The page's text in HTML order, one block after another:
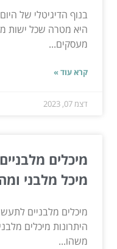
בנוף הדיגיטלי של
היא מטרה שכל ישות
מעסקים...
קרא עוד »
דצמ 07, 2023
מיכלים
מיכל מלבני
מיכלים מלבניים
היתרונות מיכלים
משהו...